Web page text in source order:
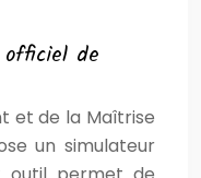
de
et de la Maîtrise
un simulateur